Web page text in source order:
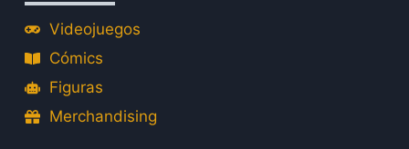
Videojuegos
Cómics
Figuras
Merchandising